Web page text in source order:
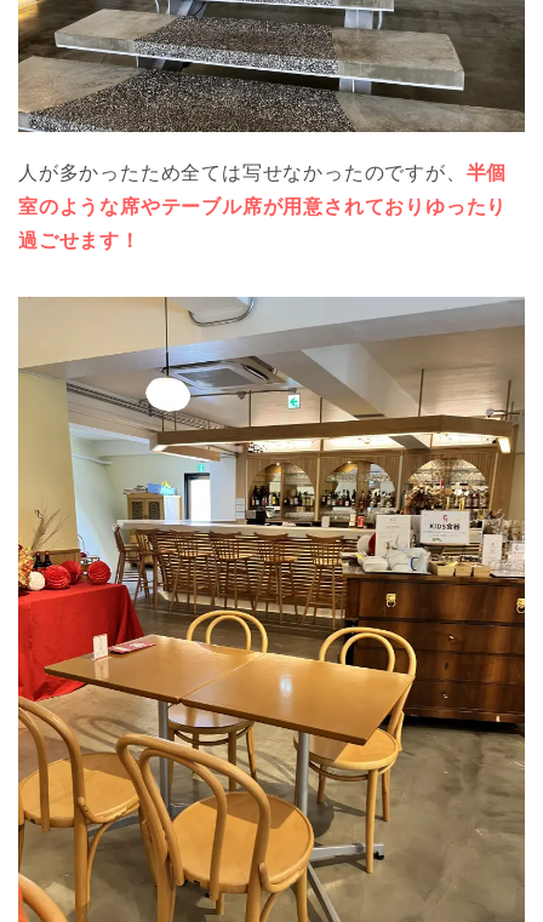
人が多かったため全ては写せなかったのですが、 半個
室のような席やテーブル席が用意されておりゆったり
過ごせます！